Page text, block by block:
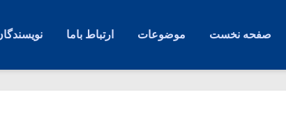
صفحه نخست موضوعات ارتباط باما